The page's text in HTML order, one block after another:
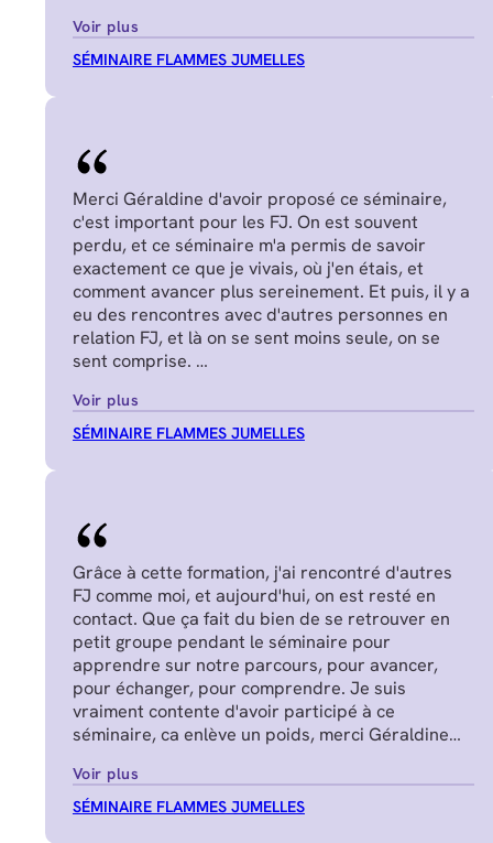
Voir plus
SÉMINAIRE FLAMMES JUMELLES
Merci Géraldine d'avoir proposé ce séminaire,
c'est important pour les FJ. On est souvent
perdu, et ce séminaire m'a permis de savoir
exactement ce que je vivais, où j'en étais, et
comment avancer plus sereinement. Et puis, il y a
eu des rencontres avec d'autres personnes en
relation FJ, et là on se sent moins seule, on se
sent comprise.
Voir plus
SÉMINAIRE FLAMMES JUMELLES
Grâce à cette formation, j'ai rencontré d'autres
FJ comme moi, et aujourd'hui, on est resté en
contact. Que ça fait du bien de se retrouver en
petit groupe pendant le séminaire pour
apprendre sur notre parcours, pour avancer,
pour échanger, pour comprendre. Je suis
vraiment contente d'avoir participé à ce
séminaire, ca enlève un poids, merci Géraldine
Voir plus
SÉMINAIRE FLAMMES JUMELLES